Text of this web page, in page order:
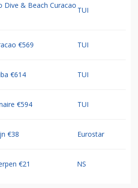
Dive & Beach Curacao
TUI
€569 TUI
€614 TUI
€594 TUI
€38 Eurostar
€21 NS